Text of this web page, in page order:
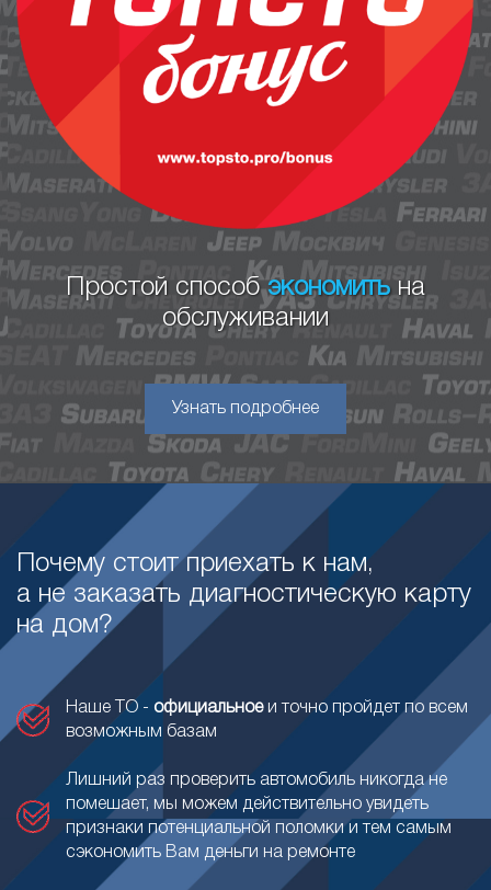
Простой способэкономитьна
обслуживании
Узнать подробнее
Почему стоит приехать к нам,
а не заказать диагностическую карту
на дом?
Наше ТО - официальноеи точно пройдет по всем
возможным базам
Лишний раз проверить автомобиль никогда не
помешает, мы можем действительно увидеть
признаки потенциальной поломки и тем самым
сэкономить Вам деньги на ремонте